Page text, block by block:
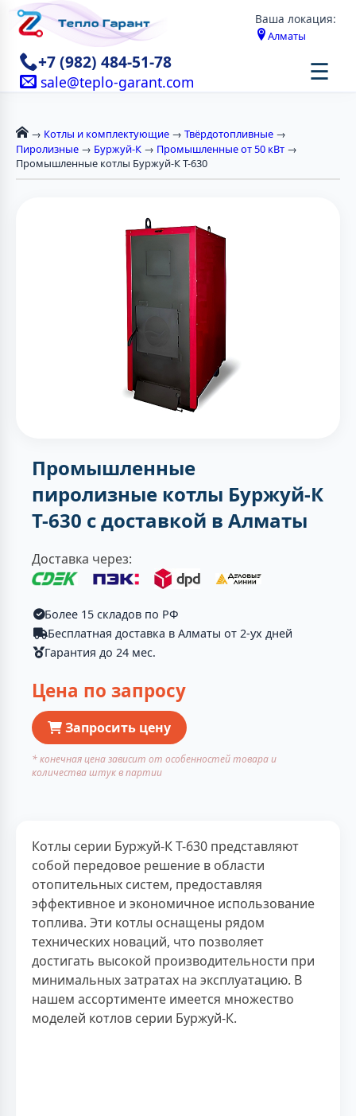
Ваша локация:
Алматы
+7 (982) 484-51-78
sale@teplo-garant.com ☰
→ Котлы и комплектующие → Твёрдотопливные →
Пиролизные → Буржуй-К → Промышленные от 50 кВт →
Промышленные котлы Буржуй-К Т-630
Промышленные
пиролизные котлы Буржуй-К
Т-630 с доставкой в Алматы
Доставка через:
Более 15 складов по РФ
Бесплатная доставка в Алматы от 2-ух дней
Гарантия до 24 мес.
Цена по запросу
Запросить цену
* конечная цена зависит от особенностей товара и
количества штук в партии
Котлы серии Буржуй-К Т-630 представляют
собой передовое решение в области
отопительных систем, предоставляя
эффективное и экономичное использование
топлива. Эти котлы оснащены рядом
технических новаций, что позволяет
достигать высокой производительности при
минимальных затратах на эксплуатацию. В
нашем ассортименте имеется множество
моделей котлов серии Буржуй-К.